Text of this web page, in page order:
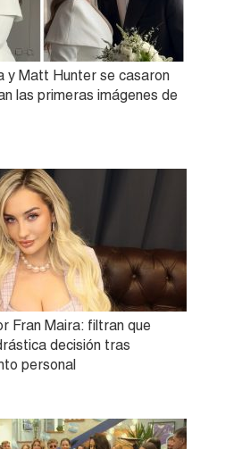
y Matt Hunter se casaron
las primeras imágenes de
Fran Maira: filtran que
decisión tras
personal